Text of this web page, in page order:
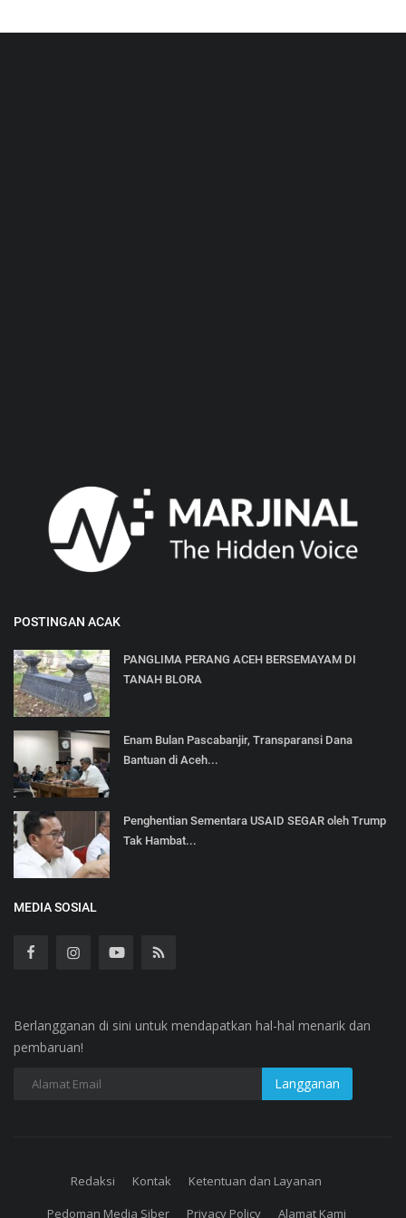
POSTINGAN ACAK
PANGLIMA PERANG ACEH BERSEMAYAM DI
TANAH BLORA
Enam Bulan Pascabanjir, Transparansi Dana
Bantuan di Aceh...
Penghentian Sementara USAID SEGAR oleh Trump
Tak Hambat...
MEDIA SOSIAL
Berlangganan di sini untuk mendapatkan hal-hal menarik dan
pembaruan!
Redaksi Kontak
Ketentuan dan Layanan
Pedoman Media Siber
Privacy Policy Alamat Kami